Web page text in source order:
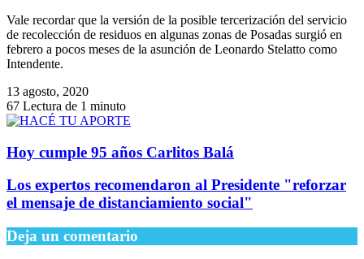
Vale recordar que la versión de la posible tercerización del servicio
de recolección de residuos en algunas zonas de Posadas surgió en
febrero a pocos meses de la asunción de Leonardo Stelatto como
Intendente.
13 agosto, 2020
67 Lectura de 1 minuto
Hoy cumple 95 años Carlitos Balá
Los expertos recomendaron al Presidente "reforzar
el mensaje de distanciamiento social"
Deja un comentario